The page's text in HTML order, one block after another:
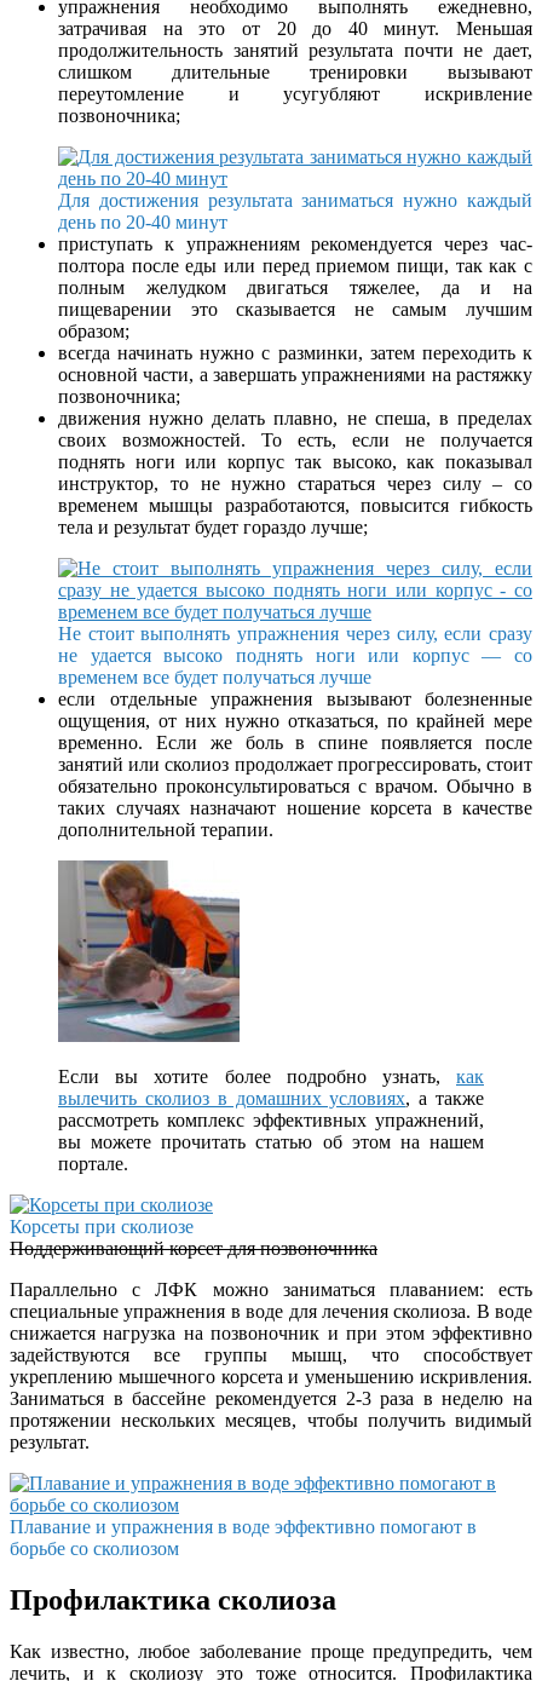
упражнения необходимо выполнять ежедневно,
затрачивая на это от 20 до 40 минут. Меньшая
продолжительность занятий результата почти не дает,
слишком длительные тренировки вызывают
переутомление и усугубляют искривление
позвоночника;
Для достижения результата заниматься нужно каждый
день по 20-40 минут
приступать к упражнениям рекомендуется через час-
полтора после еды или перед приемом пищи, так как с
полным желудком двигаться тяжелее, да и на
пищеварении это сказывается не самым лучшим
образом;
всегда начинать нужно с разминки, затем переходить к
основной части, а завершать упражнениями на растяжку
позвоночника;
движения нужно делать плавно, не спеша, в пределах
своих возможностей. То есть, если не получается
поднять ноги или корпус так высоко, как показывал
инструктор, то не нужно стараться через силу – со
временем мышцы разработаются, повысится гибкость
тела и результат будет гораздо лучше;
Не стоит выполнять упражнения через силу, если сразу
не удается высоко поднять ноги или корпус — со
временем все будет получаться лучше
если отдельные упражнения вызывают болезненные
ощущения, от них нужно отказаться, по крайней мере
временно. Если же боль в спине появляется после
занятий или сколиоз продолжает прогрессировать, стоит
обязательно проконсультироваться с врачом. Обычно в
таких случаях назначают ношение корсета в качестве
дополнительной терапии.
Если вы хотите более подробно узнать, как
вылечить сколиоз в домашних условиях, а также
рассмотреть комплекс эффективных упражнений,
вы можете прочитать статью об этом на нашем
портале.
Корсеты при сколиозе
Поддерживающий корсет для позвоночника
Параллельно с ЛФК можно заниматься плаванием: есть
специальные упражнения в воде для лечения сколиоза. В воде
снижается нагрузка на позвоночник и при этом эффективно
задействуются все группы мышц, что способствует
укреплению мышечного корсета и уменьшению искривления.
Заниматься в бассейне рекомендуется 2-3 раза в неделю на
протяжении нескольких месяцев, чтобы получить видимый
результат.
Плавание и упражнения в воде эффективно помогают в
борьбе со сколиозом
Профилактика сколиоза
Как известно, любое заболевание проще предупредить, чем
лечить, и к сколиозу это тоже относится. Профилактика